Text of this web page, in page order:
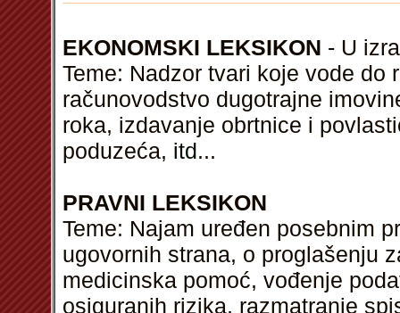
EKONOMSKI LEKSIKON - U
Teme: Nadzor tvari koje vode do
računovodstvo dugotrajne
roka, izdavanje obrtnice i
poduzeća, itd...
PRAVNI LEKSIKON
Teme: Najam uređen posebnim
ugovornih strana, o proglašenju
medicinska pomoć, vođenje
osiguranih rizika, razmatranje